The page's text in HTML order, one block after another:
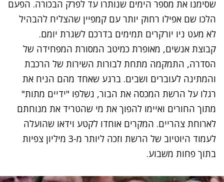
שסימנו את מספר הימים שנותרו עד לפרק הבכורה. הפעם
הלכו שם אפילו רחוק יותר עם קמפיין שהצליח להבהיל
לא מעט ניו יורקרים תמימים בדרכם לשגרת יומם.
קבוצת אנשים, מאופרת כמיטב המסורת המפחידה של
הסדרה, התמקמה מתחת לבורות השירות של הרכבת
והמתינה לעוברים ושבים. ברגע שאחד מהם הניח את
רגלו על הרשת המכסה את הבור, נשלפו "ידיים מתות"
מתוך החורים ואיימו להפוך את מי שהטריד את מנוחתם
לארוחת צהריים. המקרים אוחדו לקטע וידאו שהועלה
לעמוד היוטיוב של הרשת וזכה ליותר מ-3 מיליון צפיות
בתוך פחות משבוע.